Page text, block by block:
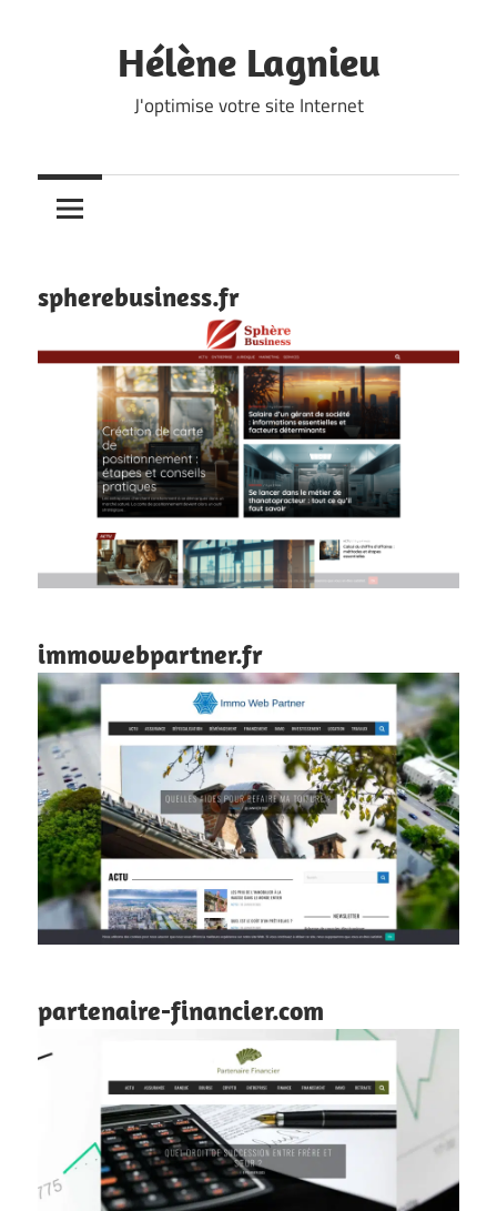
Hélène Lagnieu
J'optimise votre site Internet
spherebusiness.fr
immowebpartner.fr
partenaire-financier.com